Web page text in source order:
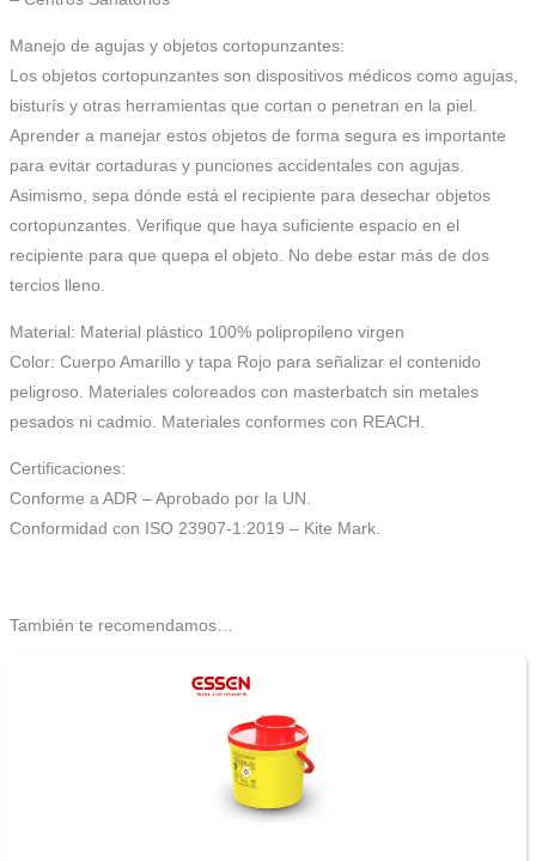
Manejo de agujas y objetos cortopunzantes:
Los objetos cortopunzantes son dispositivos médicos como agujas,
bisturís y otras herramientas que cortan o penetran en la piel.
Aprender a manejar estos objetos de forma segura es importante
para evitar cortaduras y punciones accidentales con agujas.
Asimismo, sepa dónde está el recipiente para desechar objetos
cortopunzantes. Verifique que haya suficiente espacio en el
recipiente para que quepa el objeto. No debe estar más de dos
tercios lleno.
Material: Material plástico 100% polipropileno virgen
Color: Cuerpo Amarillo y tapa Rojo para señalizar el contenido
peligroso. Materiales coloreados con masterbatch sin metales
pesados ni cadmio. Materiales conformes con REACH.
Certificaciones:
Conforme a ADR – Aprobado por la UN.
Conformidad con ISO 23907-1:2019 – Kite Mark.
También te recomendamos…